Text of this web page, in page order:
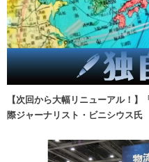
【次回から大幅リニューアル！
際ジャーナリスト・ビニシウス氏